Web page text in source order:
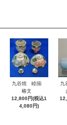
九谷焼 睦揃
椿文
12,800円(税込1
4,080円)
九